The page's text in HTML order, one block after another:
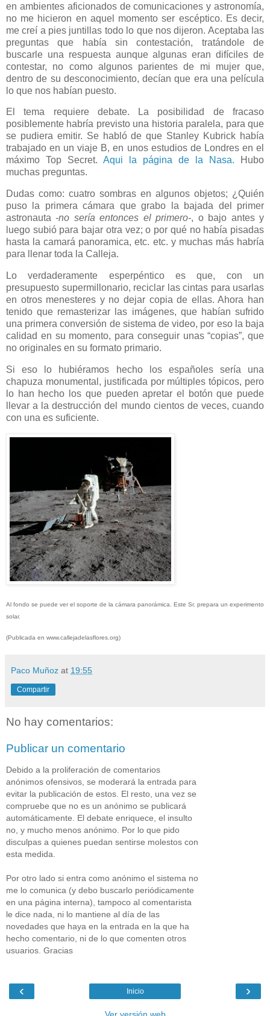
en ambientes aficionados de comunicaciones y astronomía,
no me hicieron en aquel momento ser escéptico. Es decir,
me creí a pies juntillas todo lo que nos dijeron. Aceptaba las
preguntas que había sin contestación, tratándole de
buscarle una respuesta aunque algunas eran difíciles de
contestar, no como algunos parientes de mi mujer que,
dentro de su desconocimiento, decían que era una película
lo que nos habían puesto.
El tema requiere debate. La posibilidad de fracaso
posiblemente habría previsto una historia paralela, para que
se pudiera emitir. Se habló de que Stanley Kubrick había
trabajado en un viaje B, en unos estudios de Londres en el
máximo Top Secret. Aqui la página de la Nasa. Hubo
muchas preguntas.
Dudas como: cuatro sombras en algunos objetos; ¿Quién
puso la primera cámara que grabo la bajada del primer
astronauta -no sería entonces el primero-, o bajo antes y
luego subió para bajar otra vez; o por qué no había pisadas
hasta la camará panoramica, etc. etc. y muchas más habría
para llenar toda la Calleja.
Lo verdaderamente esperpéntico es que, con un
presupuesto supermillonario, reciclar las cintas para usarlas
en otros menesteres y no dejar copia de ellas. Ahora han
tenido que remasterizar las imágenes, que habían sufrido
una primera conversión de sistema de video, por eso la baja
calidad en su momento, para conseguir unas “copias”, que
no originales en su formato primario.
Si eso lo hubiéramos hecho los españoles sería una
chapuza monumental, justificada por múltiples tópicos, pero
lo han hecho los que pueden apretar el botón que puede
llevar a la destrucción del mundo cientos de veces, cuando
con una es suficiente.
Al fondo se puede ver el soporte de la cámara panorámica. Este Sr. prepara un experimento
solar.
(Publicada en www.callejadelasflores.org)
Paco Muñoz at 19:55
Compartir
No hay comentarios:
Publicar un comentario
Debido a la proliferación de comentarios
anónimos ofensivos, se moderará la entrada para
evitar la publicación de estos. El resto, una vez se
compruebe que no es un anónimo se publicará
automáticamente. El debate enriquece, el insulto
no, y mucho menos anónimo. Por lo que pido
disculpas a quienes puedan sentirse molestos con
esta medida.
Por otro lado si entra como anónimo el sistema no
me lo comunica (y debo buscarlo periódicamente
en una página interna), tampoco al comentarista
le dice nada, ni lo mantiene al día de las
novedades que haya en la entrada en la que ha
hecho comentario, ni de lo que comenten otros
usuarios. Gracias
‹ ›
Inicio
Ver versión web